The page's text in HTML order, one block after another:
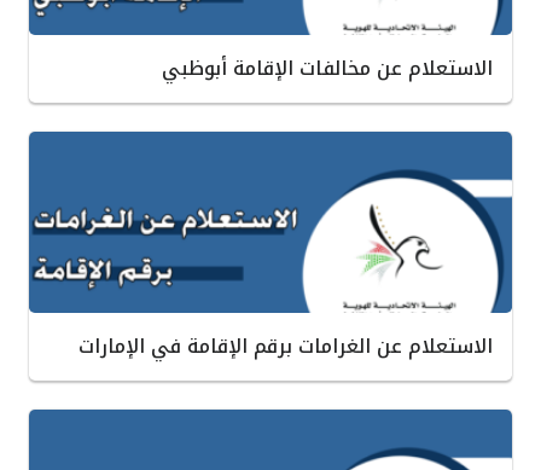
الاستعلام عن مخالفات الإقامة أبوظبي
الاستعلام عن الغرامات برقم الإقامة في الإمارات